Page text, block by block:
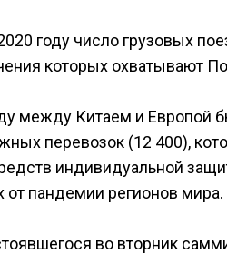
году число грузовых
которых охватывают
между Китаем и Европой
перевозок (12 400),
индивидуальной
от пандемии регионов мира.
во вторник